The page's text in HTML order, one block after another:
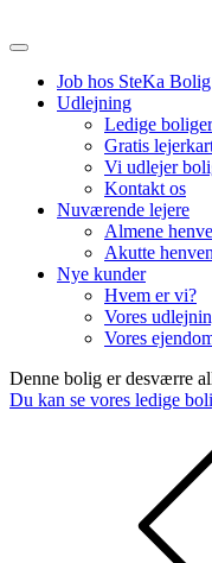
Job hos SteKa Bolig
Udlejning
Ledige boliger
Gratis
Vi udlejer
Kontakt os
Nuværende lejere
Almene
Akutte
Nye kunder
Hvem er vi?
Vores
Vores
Denne bolig er desværre
Du kan se vores ledige